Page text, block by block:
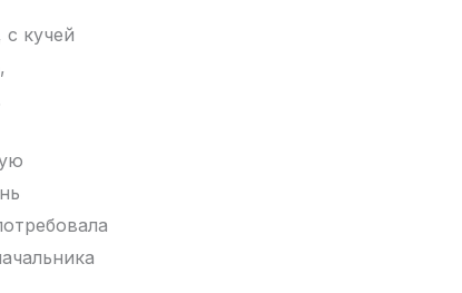
кучей